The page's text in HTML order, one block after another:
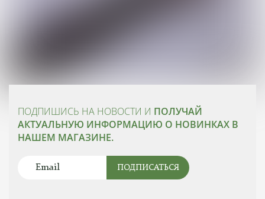
ПОДПИШИСЬ НА НОВОСТИ И ПОЛУЧАЙ
АКТУАЛЬНУЮ ИНФОРМАЦИЮ О НОВИНКАХ В
НАШЕМ МАГАЗИНЕ.
ПОДПИСАТЬСЯ